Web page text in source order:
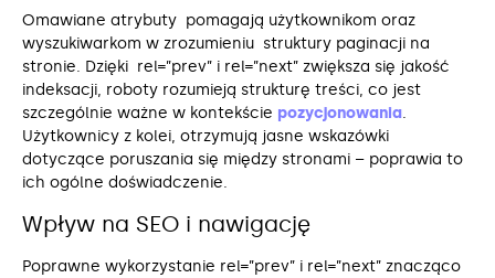
Omawiane atrybuty pomagają użytkownikom oraz
wyszukiwarkom w zrozumieniu struktury paginacji na
stronie. Dzięki rel=”prev” i rel=”next” zwiększa się jakość
indeksacji, roboty rozumieją strukturę treści, co jest
szczególnie ważne w kontekście pozycjonowania.
Użytkownicy z kolei, otrzymują jasne wskazówki
dotyczące poruszania się między stronami – poprawia to
ich ogólne doświadczenie.
Wpływ na SEO i nawigację
Poprawne wykorzystanie rel=”prev” i rel=”next” znacząco